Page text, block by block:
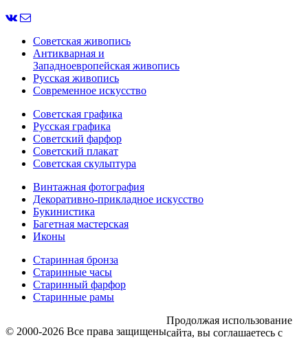
Советская живопись
Антикварная и
Западноевропейская живопись
Русская живопись
Современное искусство
Советская графика
Русская графика
Советский фарфор
Советский плакат
Советская скульптура
Винтажная фотография
Декоративно-прикладное искусство
Букинистика
Багетная мастерская
Иконы
Старинная бронза
Старинные часы
Старинный фарфор
Старинные рамы
© 2000-2026 Все права защищены
Продолжая использование
сайта, вы соглашаетесь с